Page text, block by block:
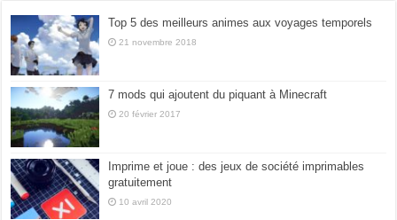
Top 5 des meilleurs animes aux voyages temporels
21 novembre 2018
7 mods qui ajoutent du piquant à Minecraft
20 février 2017
Imprime et joue : des jeux de société imprimables
gratuitement
10 avril 2020